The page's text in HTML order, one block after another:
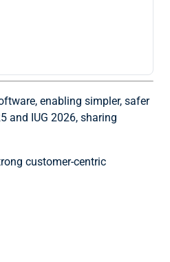
enabling simpler, safer
and IUG 2026, sharing
customer-centric